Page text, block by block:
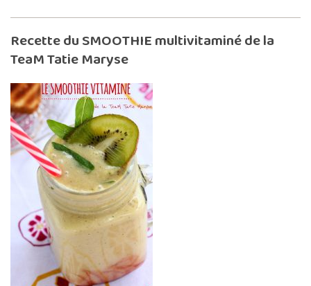
Recette du SMOOTHIE multivitaminé de la
TeaM Tatie Maryse